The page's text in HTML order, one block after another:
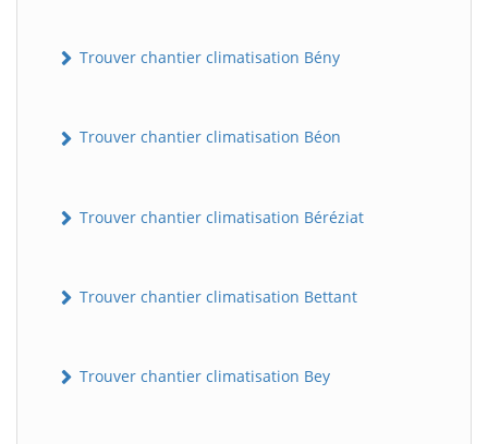
Trouver chantier climatisation Bény
Trouver chantier climatisation Béon
Trouver chantier climatisation Béréziat
Trouver chantier climatisation Bettant
Trouver chantier climatisation Bey